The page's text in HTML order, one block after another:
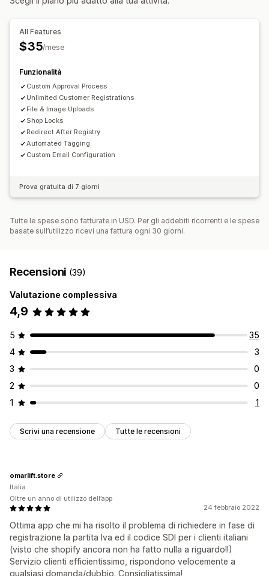
All Features
$35/mese
Funzionalità
Custom Approval Process
Unlimited Customer Registrations
File & Image Uploads
Shop Locks
Redirect After Registry
Automated Tagging
Custom Email Configuration
Prova gratuita di 7 giorni
Tutte le spese sono fatturate in USD. Per gli addebiti ricorrenti e le spese
basate sull’utilizzo ricevi una fattura ogni 30 giorni.
Recensioni (39)
Valutazione complessiva
4,9
5
35
4
3
3
0
2
0
1
1
Scrivi una recensione Tutte le recensioni
24 febbraio 2022
Ottima app che mi ha risolto il problema di richiedere in fase di
registrazione la partita Iva ed il codice SDI per i clienti italiani
(visto che shopify ancora non ha fatto nulla a riguardo!!)
Servizio clienti efficientissimo, rispondono velocemente a
qualsiasi domanda/dubbio. Consigliatissima!
omarlift.store
Italia
Oltre un anno di utilizzo dell’app